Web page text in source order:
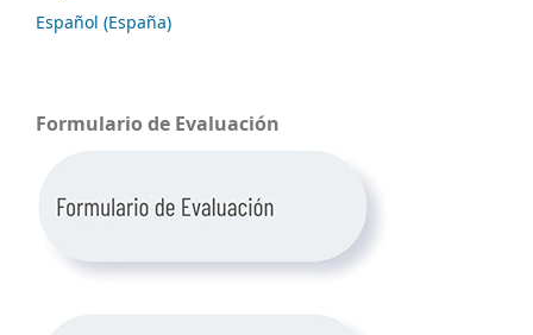
Español (España)
Formulario de Evaluación